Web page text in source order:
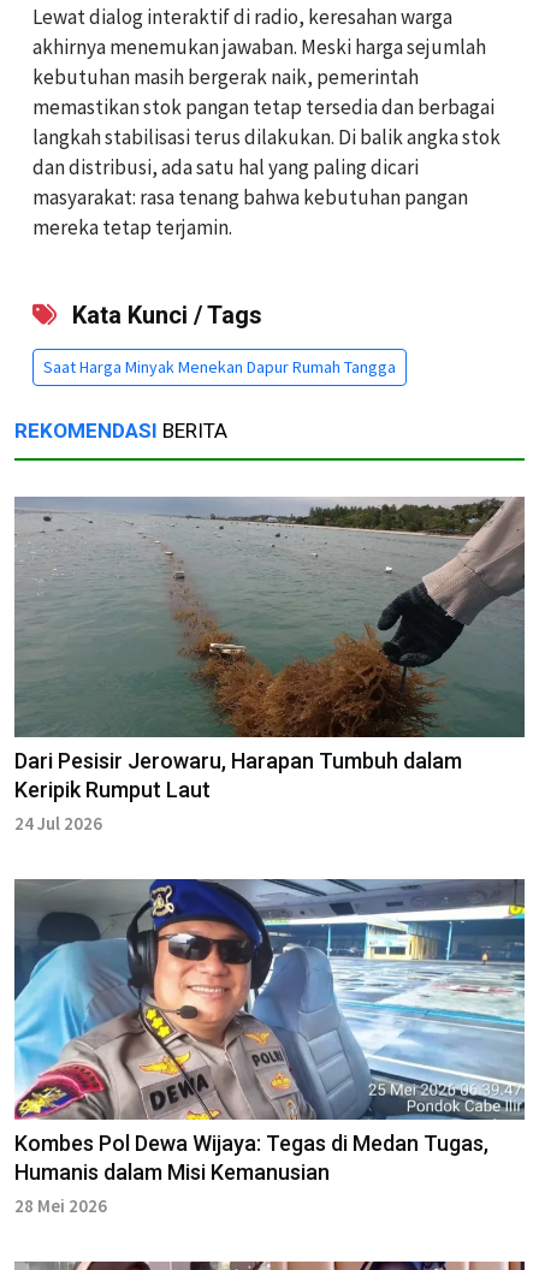
Lewat dialog interaktif di radio, keresahan warga
akhirnya menemukan jawaban. Meski harga sejumlah
kebutuhan masih bergerak naik, pemerintah
memastikan stok pangan tetap tersedia dan berbagai
langkah stabilisasi terus dilakukan. Di balik angka stok
dan distribusi, ada satu hal yang paling dicari
masyarakat: rasa tenang bahwa kebutuhan pangan
mereka tetap terjamin.
Kata Kunci / Tags
Saat Harga Minyak Menekan Dapur Rumah Tangga
REKOMENDASI BERITA
Dari Pesisir Jerowaru, Harapan Tumbuh dalam
Keripik Rumput Laut
24 Jul 2026
Kombes Pol Dewa Wijaya: Tegas di Medan Tugas,
Humanis dalam Misi Kemanusian
28 Mei 2026